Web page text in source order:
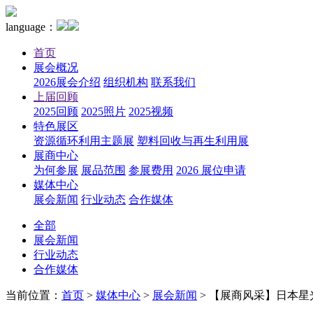
language：
首页
展会概况
2026展会介绍 组织机构 联系我们
上届回顾
2025回顾 2025照片 2025视频
特色展区
资源循环利用主题展 塑料回收与再生利用展
展商中心
为何参展 展品范围 参展费用 2026 展位申请
媒体中心
展会新闻 行业动态 合作媒体
全部
展会新闻
行业动态
合作媒体
当前位置： 首页 > 媒体中心 > 展会新闻 > 【展商风采】日本